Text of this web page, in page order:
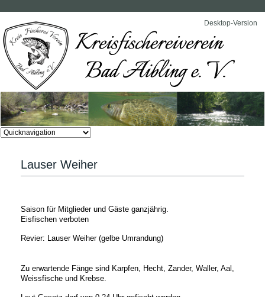
Desktop-Version
Zielseite
Lauser Weiher
Saison für Mitglieder und Gäste ganzjährig.
Eisfischen verboten
Revier: Lauser Weiher (gelbe Umrandung)
Zu erwartende Fänge sind Karpfen, Hecht, Zander, Waller, Aal,
Weissfische und Krebse.